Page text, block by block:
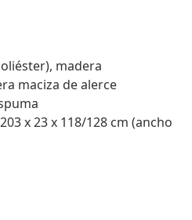
madera
maciza de alerce
x 23 x 118/128 cm (ancho